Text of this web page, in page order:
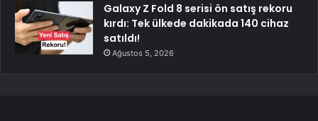
Galaxy Z Fold 8 serisi ön satış rekoru
kırdı: Tek ülkede dakikada 140 cihaz
satıldı!
Ağustos 5, 2026